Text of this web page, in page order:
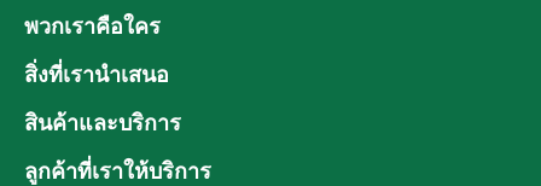
พวกเราคือใคร
สิ่งที่เรานำเสนอ
สินค้าและบริการ
ลูกค้าที่เราให้บริการ